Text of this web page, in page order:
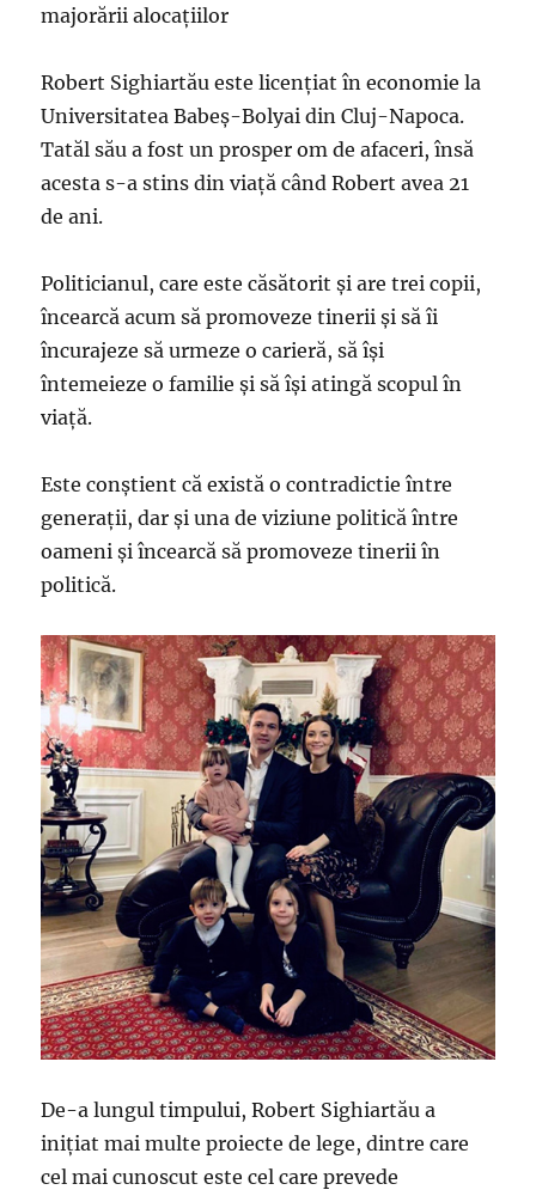
majorării alocațiilor
Robert Sighiartău este licențiat în economie la
Universitatea Babeș-Bolyai din Cluj-Napoca.
Tatăl său a fost un prosper om de afaceri, însă
acesta s-a stins din viață când Robert avea 21
de ani.
Politicianul, care este căsătorit și are trei copii,
încearcă acum să promoveze tinerii și să îi
încurajeze să urmeze o carieră, să își
întemeieze o familie și să își atingă scopul în
viață.
Este conștient că există o contradictie între
generații, dar și una de viziune politică între
oameni și încearcă să promoveze tinerii în
politică.
De-a lungul timpului, Robert Sighiartău a
inițiat mai multe proiecte de lege, dintre care
cel mai cunoscut este cel care prevede